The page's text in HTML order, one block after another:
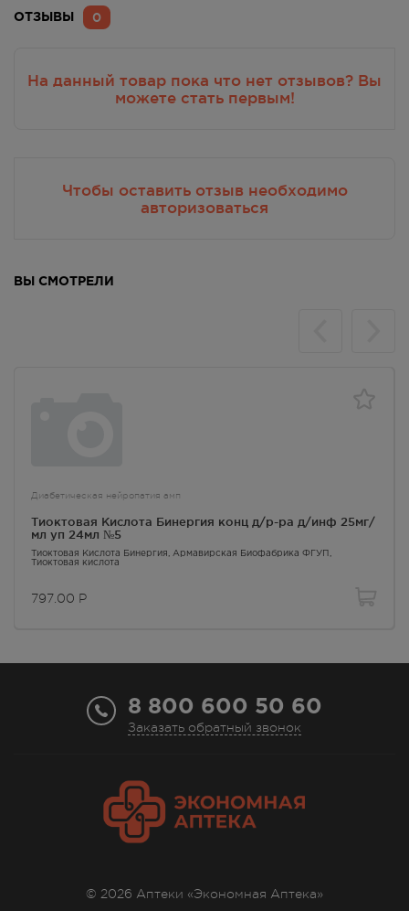
0
ОТЗЫВЫ
Чтобы оставить отзыв необходимо
авторизоваться
На данный товар пока что нет отзывов? Вы
можете стать первым!
ВЫ СМОТРЕЛИ
Диабетическая нейропатия амп
Тиоктовая Кислота Бинергия конц д/р-ра д/инф 25мг/
мл уп 24мл №5
Тиоктовая Кислота Бинергия , Армавирская Биофабрика ФГУП,
Тиоктовая кислота
797.00 Р
8 800 600 50 60
Заказать обратный звонок
© 2026 Аптеки «Экономная Аптека»